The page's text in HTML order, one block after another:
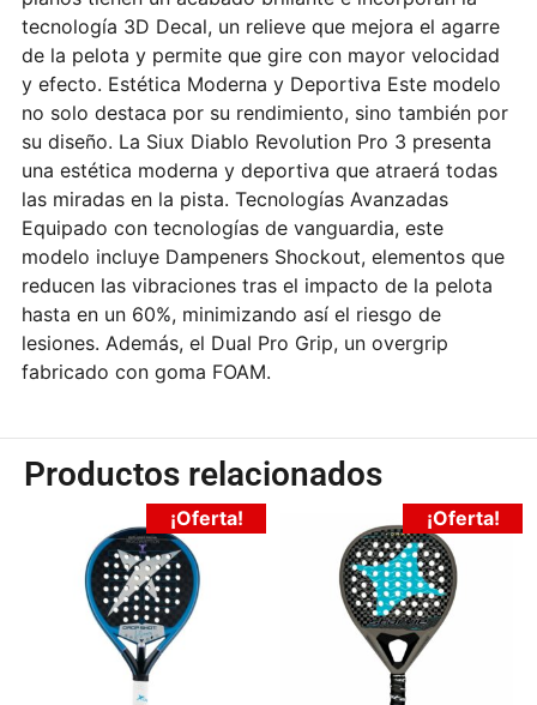
tecnología 3D Decal, un relieve que mejora el agarre
de la pelota y permite que gire con mayor velocidad
y efecto. Estética Moderna y Deportiva Este modelo
no solo destaca por su rendimiento, sino también por
su diseño. La Siux Diablo Revolution Pro 3 presenta
una estética moderna y deportiva que atraerá todas
las miradas en la pista. Tecnologías Avanzadas
Equipado con tecnologías de vanguardia, este
modelo incluye Dampeners Shockout, elementos que
reducen las vibraciones tras el impacto de la pelota
hasta en un 60%, minimizando así el riesgo de
lesiones. Además, el Dual Pro Grip, un overgrip
fabricado con goma FOAM.
Productos relacionados
¡Oferta! ¡Oferta!